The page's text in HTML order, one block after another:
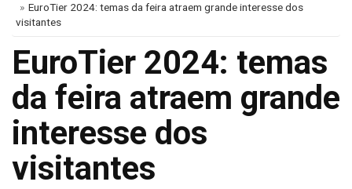
EuroTier 2024: temas da feira atraem grande interesse dos
visitantes
EuroTier 2024: temas
da feira atraem grande
interesse dos
visitantes